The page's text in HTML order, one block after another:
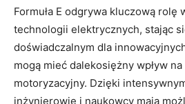
Formuła E odgrywa kluczową rolę
technologii elektrycznych, stając
doświadczalnym dla
mogą mieć dalekosiężny wpływ na
motoryzacyjny. Dzięki
inżynierowie i naukowcy mają